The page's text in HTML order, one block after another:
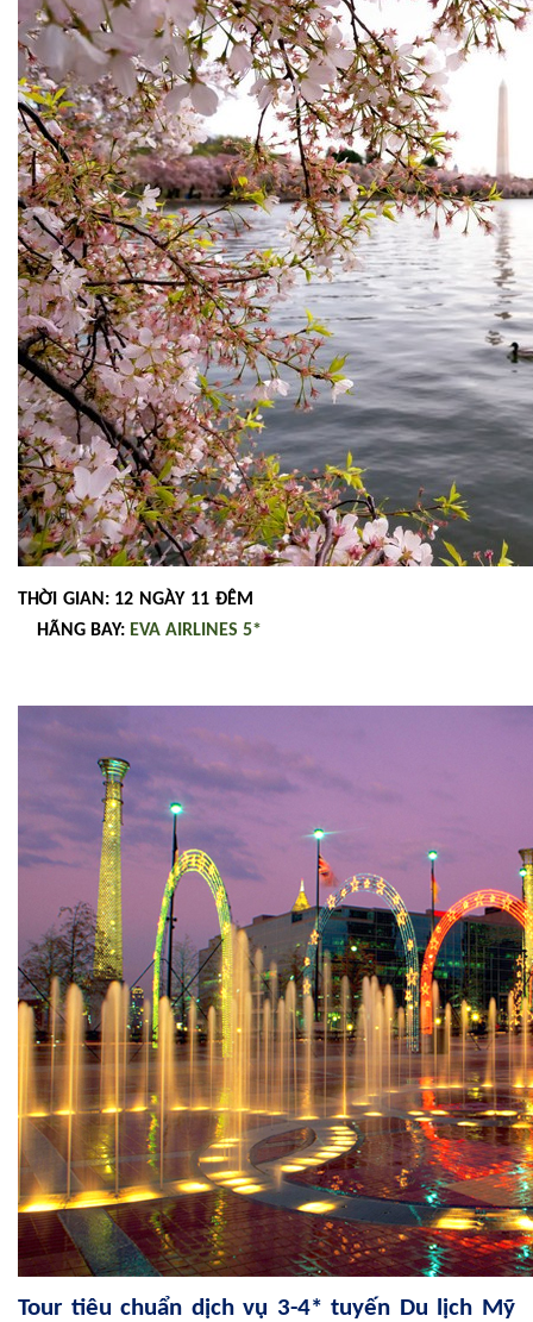
THỜI GIAN: 12 NGÀY 11 ĐÊM
HÃNG BAY: EVA AIRLINES 5*
Tour tiêu chuẩn dịch vụ 3-4* tuyến Du lịch Mỹ